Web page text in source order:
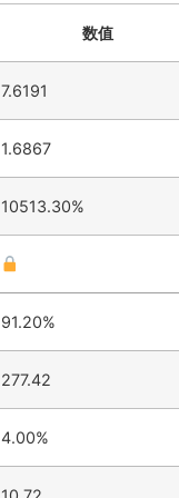
数值
7.6191
1.6867
10513.30%
91.20%
277.42
4.00%